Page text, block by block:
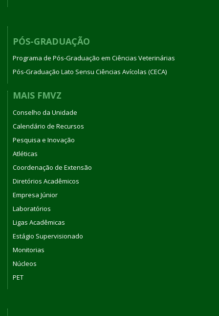
PÓS-GRADUAÇÃO
Programa de Pós-Graduação em Ciências Veterinárias
Pós-Graduação Lato Sensu Ciências Avícolas (CECA)
MAIS FMVZ
Conselho da Unidade
Calendário de Recursos
Pesquisa e Inovação
Atléticas
Coordenação de Extensão
Diretórios Acadêmicos
Empresa Júnior
Laboratórios
Ligas Acadêmicas
Estágio Supervisionado
Monitorias
Núcleos
PET